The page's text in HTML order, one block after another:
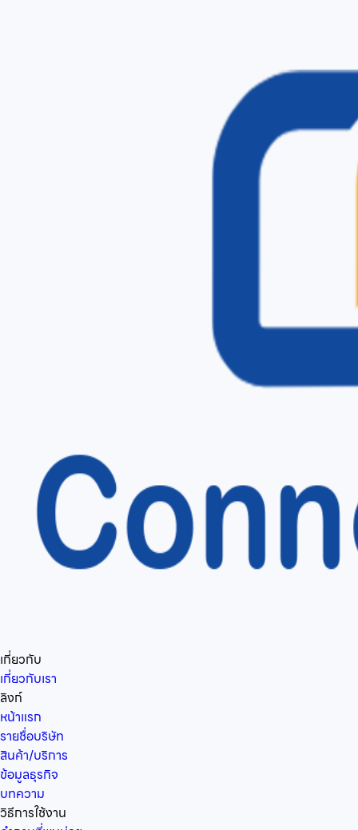
เกี่ยวกับ
เกี่ยวกับเรา
ลิงก์
หน้าแรก
รายชื่อบริษัท
สินค้า/บริการ
ข้อมูลธุรกิจ
บทความ
วิธีการใช้งาน